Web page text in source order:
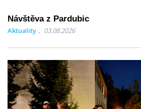
Návštěva z Pardubic
Aktuality 03.08.2026